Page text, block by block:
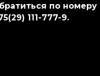
по номеру
111-777-9.